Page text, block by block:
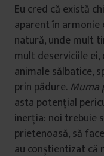
Eu cred că există
aparent în armonie
natură, unde mult
mult deserviciile ei,
animale sălbatice,
prin pădure.Muma
asta potențial
inerția: noi trebuie
prietenoasă, să
au conștientizat